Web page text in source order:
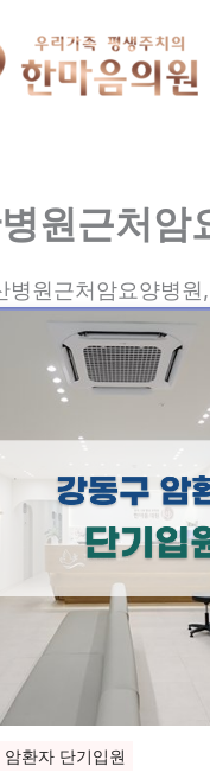
원근처암
병원근처암요양병
암환자 단기입원